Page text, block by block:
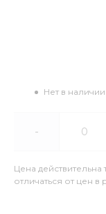
Нет в наличии
-
Цена
отличаться от цен